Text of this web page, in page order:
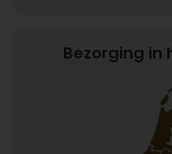
Bezorging in